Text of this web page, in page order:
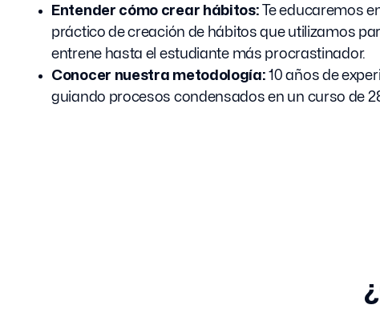
Entender cómo crear hábitos: Te educaremos
práctico de creación de hábitos que utilizamos
entrene hasta el estudiante más procrastinador.
Conocer nuestra metodología: 10 años de
guiando procesos condensados en un curso de